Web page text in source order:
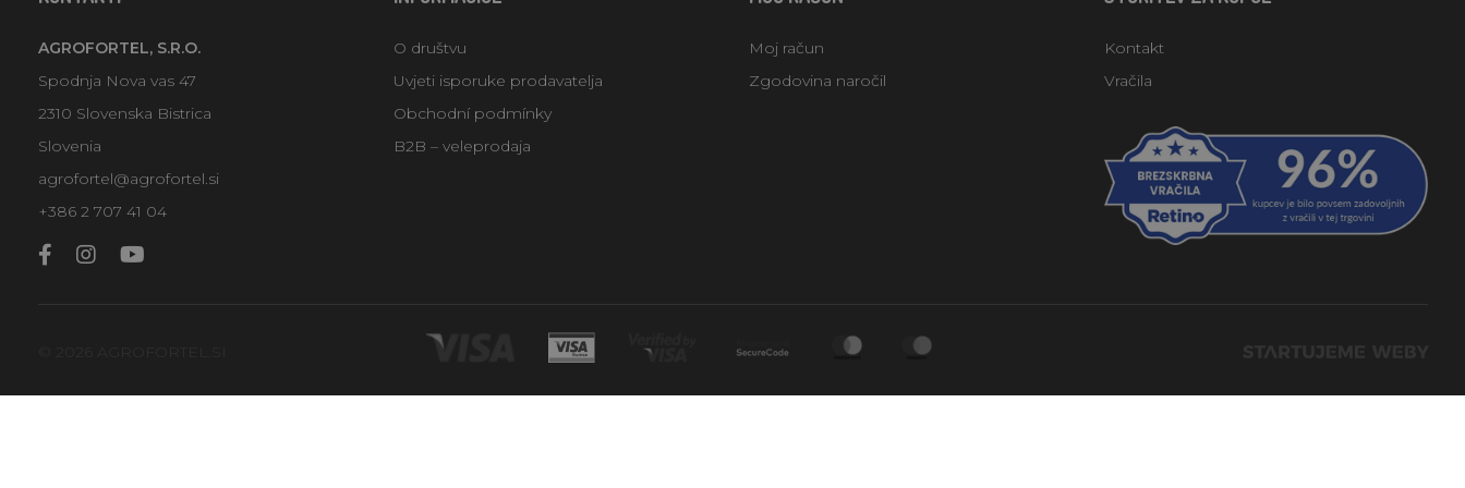
AGROFORTEL, S.R.O.
Spodnja Nova vas 47
2310 Slovenska Bistrica
Slovenia
agrofortel@agrofortel.si
+386 2 707 41 04
O društvu
Uvjeti isporuke prodavatelja
Obchodní podmínky
B2B – veleprodaja
Moj račun
Zgodovina naročil
Kontakt
Vračila